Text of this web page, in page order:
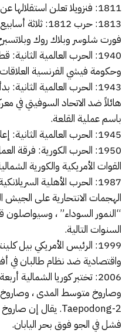
1811: فنزويلا تعلن استقلالها عن إسبانيا.
1813: حرب 1812:
فورت شلوسر وبلاك روك
1940: الحرب العالمية
وحكومة فيشي الفرنسية
1943: الحرب العالمية
هائلاً ضد الاتحاد السوفيتي في
باسم عملية القلعة.
1945: الحرب العالمية الثانية: إعلان تحرير الفلبين.
1950: الحرب الكورية: فرقة
القوات الأمريكية والكورية
1987: الحرب الأهلية
الهجمات الانتحارية على الجيش
“النمور السوداء” ، وسيواصلون
السنوات التالية.
1999: الرئيس الأمريكي بيل
واقتصادية ضد نظام طالبان في
2006: تختبر كوريا الشمالية
وصاروخ متوسط ​​المدى ،
فشل في الجو فوق بحر اليابان.